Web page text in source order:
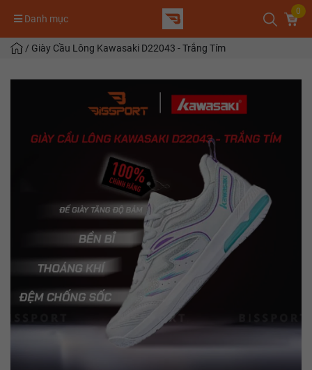
Danh mục
0
/ Giày Cầu Lông Kawasaki D22043 - Trắng Tím